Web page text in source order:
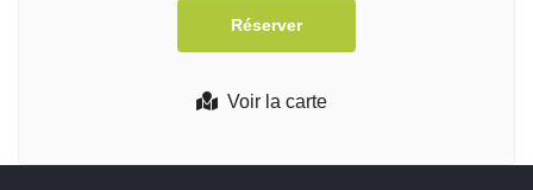
Voir la carte